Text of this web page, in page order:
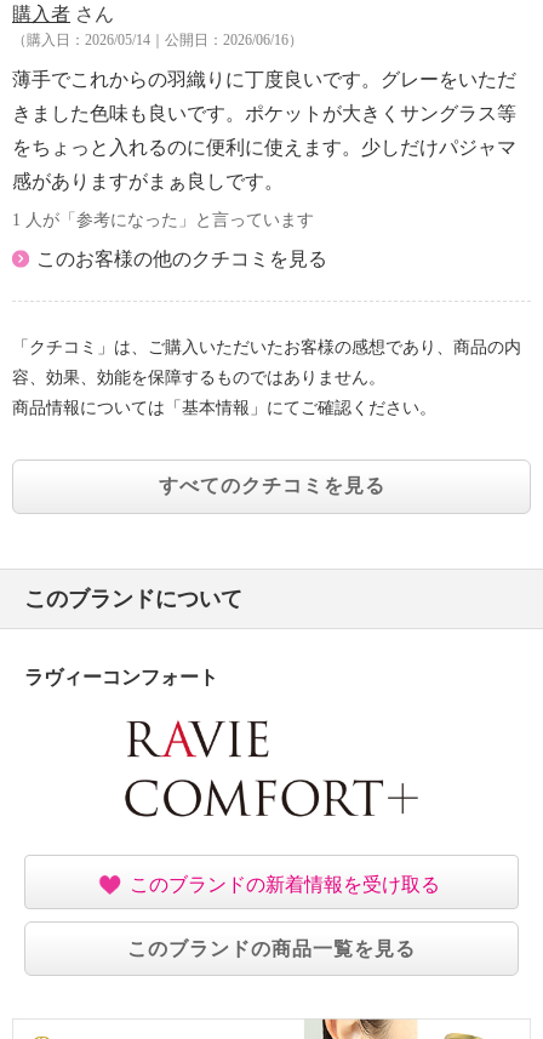
購入者 さん
（購入日：2026/05/14｜公開日：2026/06/16）
薄手でこれからの羽織りに丁度良いです。グレーをいただ
きました色味も良いです。ポケットが大きくサングラス等
をちょっと入れるのに便利に使えます。少しだけパジャマ
感がありますがまぁ良しです。
1 人が「参考になった」と言っています
このお客様の他のクチコミを見る
「クチコミ」は、ご購入いただいたお客様の感想であり、商品の内
容、効果、効能を保障するものではありません。
商品情報については「基本情報」にてご確認ください。
すべてのクチコミを見る
このブランドについて
ラヴィーコンフォート
このブランドの新着情報を受け取る
このブランドの商品一覧を見る